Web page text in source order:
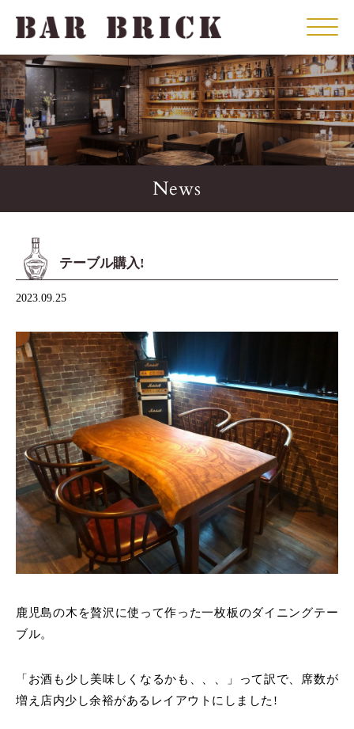
Click
News
テーブル購入!
2023.09.25
鹿児島の木を贅沢に使って作った一枚板のダイニングテー
ブル。
「お酒も少し美味しくなるかも、、、」って訳で、
席数が
増え店内少し余裕があるレイアウトにしました!